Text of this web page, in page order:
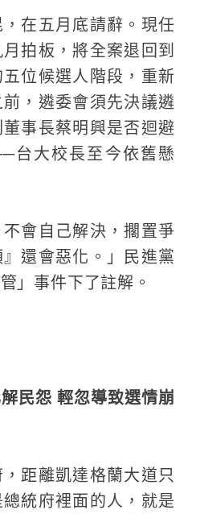
在五月底請辭。現任
拍板，將全案退回到
位候選人階段，重新
，遴委會須先決議遴
事長蔡明興是否迴避
台大校長至今依舊懸
不會自己解決，擱置爭
還會惡化。」民進黨
」事件下了註解。
民怨 輕忽導致選情崩
，距離凱達格蘭大道只
統府裡面的人，就是